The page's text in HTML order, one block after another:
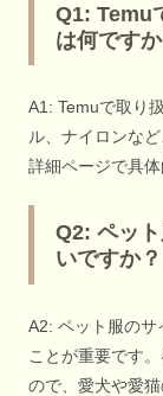
Q1: Temu
は何ですか
A1: Temuで取り
ル、ナイロンな
詳細ページで具
Q2: ペッ
いですか？
A2: ペット服のサ
ことが重要です
ので、愛犬や愛